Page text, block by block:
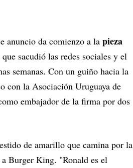
anuncio da comienzo a la pieza
que sacudió las redes sociales y el
semanas. Con un guiño hacia la
con la Asociación Uruguaya de
embajador de la firma por dos
de amarillo que camina por la
Burger King. "Ronald es el